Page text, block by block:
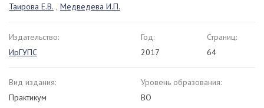
Таирова Е.В. , Медведева И.П.
Издательство:
ИрГУПС
Год:
2017
Страниц:
64
Вид издания:
Практикум
Уровень образования:
ВО